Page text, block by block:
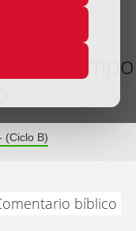
del tiempo
(Ciclo B)
bíblico